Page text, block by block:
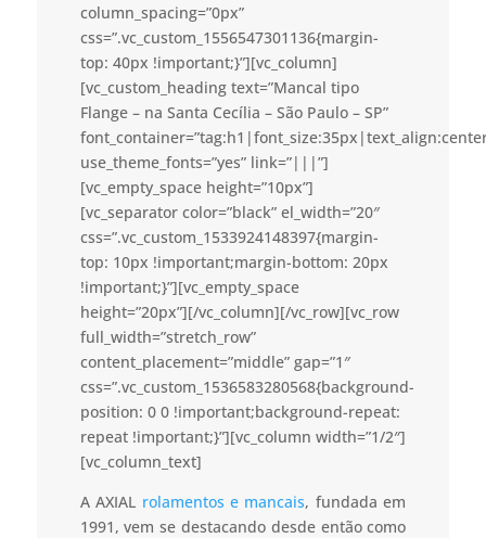
column_spacing=”0px”
css=”.vc_custom_1556547301136{margin-
top: 40px !important;}”][vc_column]
[vc_custom_heading text=”Mancal tipo
Flange – na Santa Cecília – São Paulo – SP”
use_theme_fonts=”yes” link=”|||”]
[vc_empty_space height=”10px”]
[vc_separator color=”black” el_width=”20″
css=”.vc_custom_1533924148397{margin-
top: 10px !important;margin-bottom: 20px
!important;}”][vc_empty_space
height=”20px”][/vc_column][/vc_row][vc_row
full_width=”stretch_row”
content_placement=”middle” gap=”1″
css=”.vc_custom_1536583280568{background-
position: 0 0 !important;background-repeat:
repeat !important;}”][vc_column width=”1/2″]
[vc_column_text]
A AXIAL rolamentos e mancais, fundada em
1991, vem se destacando desde então como